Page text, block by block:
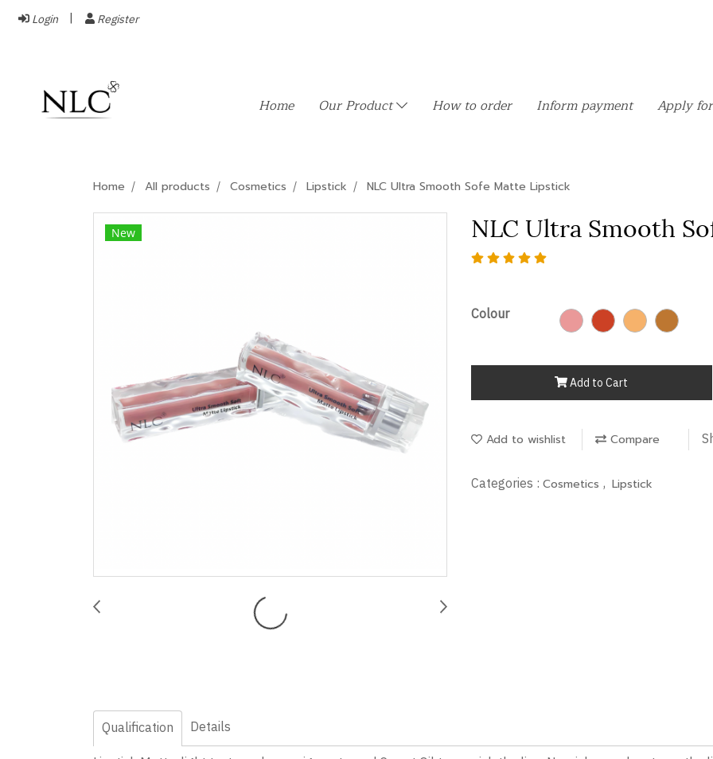
Login Register
Home Our Product How to order Inform payment Apply
Home All products Cosmetics Lipstick NLC Ultra Smooth Sofe Matte Lipstick
New NLC Ultra Smooth
Colour
Add to Cart
Add to wishlist Compare
Categories : Cosmetics , Lipstick
Qualification
Details